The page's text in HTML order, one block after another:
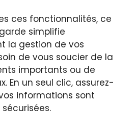
ces fonctionnalités, ce
simplifie
la gestion de vos
de vous soucier de la
importants ou de
En un seul clic, assurez-
informations sont